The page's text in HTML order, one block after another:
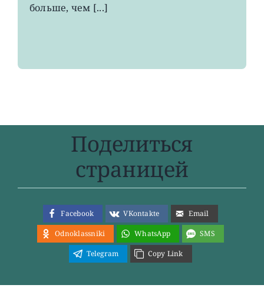
больше, чем [...]
Поделиться
страницей
Facebook VKontakte
Email
Odnoklassniki
WhatsApp
SMS
Telegram
Copy Link